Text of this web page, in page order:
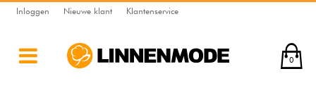
Inloggen Nieuwe klant Klantenservice
0